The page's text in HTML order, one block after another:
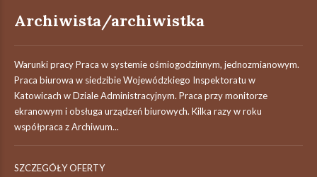
Archiwista/archiwistka
Warunki pracy Praca w systemie ośmiogodzinnym, jednozmianowym.
Praca biurowa w siedzibie Wojewódzkiego Inspektoratu w
Katowicach w Dziale Administracyjnym. Praca przy monitorze
ekranowym i obsługa urządzeń biurowych. Kilka razy w roku
współpraca z Archiwum...
SZCZEGÓŁY OFERTY